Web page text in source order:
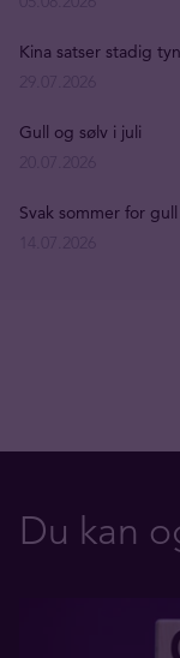
Kina satser stadig
Gull og sølv i juli
Svak sommer for
Du kan